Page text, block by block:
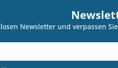
Newsletter und verpassen